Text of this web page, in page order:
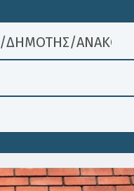
/ΔΗΜΟΤΗΣ/